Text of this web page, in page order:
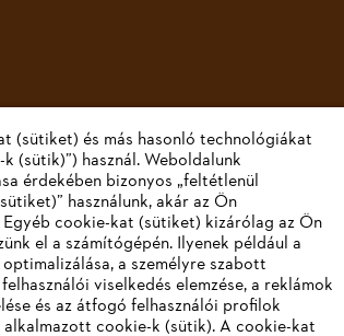
(sütiket) és más hasonló technológiákat
(sütik)”) használ. Weboldalunk
érdekében bizonyos „feltétlenül
használunk, akár az Ön
Egyéb cookie-kat (sütiket) kizárólag az Ön
el a számítógépén. Ilyenek például a
a személyre szabott
viselkedés elemzése, a reklámok
és az átfogó felhasználói profilok
alkalmazott cookie-k (sütik). A cookie-kat